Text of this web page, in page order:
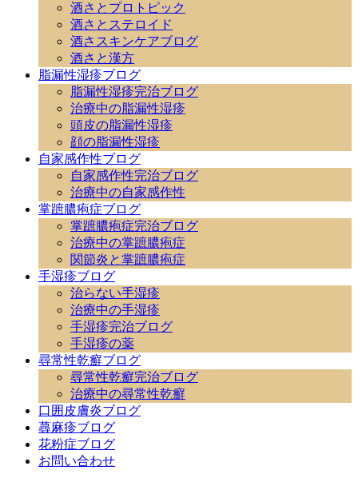
酒さとプロトピック
酒さとステロイド
酒さスキンケアブログ
酒さと漢方
脂漏性湿疹ブログ
脂漏性湿疹完治ブログ
治療中の脂漏性湿疹
頭皮の脂漏性湿疹
顔の脂漏性湿疹
自家感作性ブログ
自家感作性完治ブログ
治療中の自家感作性
掌蹠膿疱症ブログ
掌蹠膿疱症完治ブログ
治療中の掌蹠膿疱症
関節炎と掌蹠膿疱症
手湿疹ブログ
治らない手湿疹
治療中の手湿疹
手湿疹完治ブログ
手湿疹の薬
尋常性乾癬ブログ
尋常性乾癬完治ブログ
治療中の尋常性乾癬
口囲皮膚炎ブログ
蕁麻疹ブログ
花粉症ブログ
お問い合わせ